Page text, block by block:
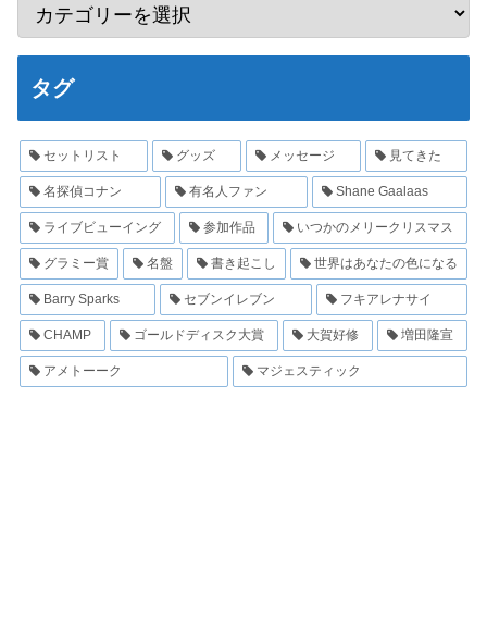
タグ
セットリスト グッズ メッセージ 見てきた
名探偵コナン 有名人ファン Shane Gaalaas
ライブビューイング 参加作品 いつかのメリークリスマス
グラミー賞 名盤 書き起こし 世界はあなたの色になる
Barry Sparks セブンイレブン フキアレナサイ
CHAMP ゴールドディスク大賞 大賀好修 増田隆宣
アメトーーク マジェスティック